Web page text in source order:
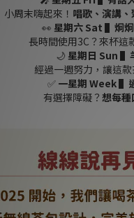
小周末嗨起來！ 唱歌、演講、
👀 星期六 Sat ▌炯炯
長時間使用3C？來杯這
🌙 星期日 Sun ▌
經過一週努力，讓這
✅ 一星期 Week ▌
有選擇障礙？ 想每種